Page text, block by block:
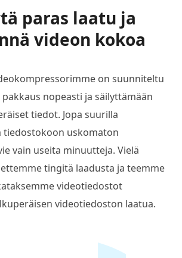
paras laatu ja
videon kokoa
on suunniteltu
nopeasti ja säilyttämään
tiedot. Jopa suurilla
tiedostokoon uskomaton
vain useita minuutteja. Vielä
tingitä laadusta ja teemme
videotiedostot
videotiedoston laatua.